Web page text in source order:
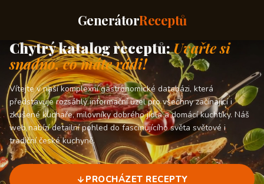
GenerátorReceptů
Chytrý katalog receptů:Uvařte si
snadno, co máte rádi!
Vítejte v naší komplexní gastronomické databázi, která
představuje rozsáhlý informační uzel pro všechny začínající i
zkušené kuchaře, milovníky dobrého jídla a domácí kuchtíky. Náš
web nabízí detailní pohled do fascinujícího světa světové i
tradiční české kuchyně.
PROCHÁZET RECEPTY